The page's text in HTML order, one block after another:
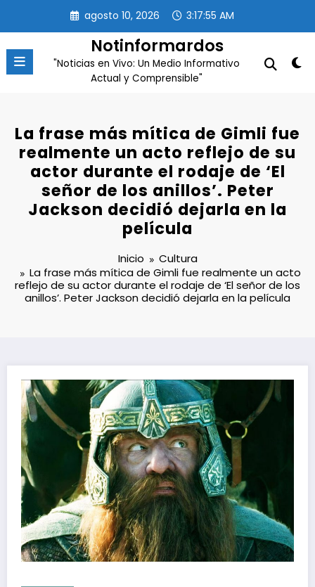
contenido
agosto 10, 2026 3:17:55 AM
Notinformardos
"Noticias en Vivo: Un Medio Informativo
Actual y Comprensible"
La frase más mítica de Gimli fue
realmente un acto reflejo de su
actor durante el rodaje de ‘El
señor de los anillos’. Peter
Jackson decidió dejarla en la
película
Inicio
Cultura
La frase más mítica de Gimli fue realmente un acto
reflejo de su actor durante el rodaje de ‘El señor de los
anillos’. Peter Jackson decidió dejarla en la película